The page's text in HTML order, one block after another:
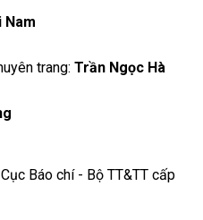
Nam
trang: Trần Ngọc Hà
Báo chí - Bộ TT&TT cấp